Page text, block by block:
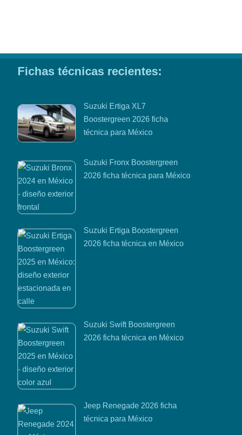
Fichas técnicas recientes:
Suzuki Ertiga XL7
Boostergreen 2026 ficha
técnica para México
Suzuki Fronx Boostergreen
2026 ficha técnica para México
Suzuki Ertiga Boostergreen
2026 ficha técnica en México
Suzuki Swift Boostergreen
2026 ficha técnica en México
Jeep Renegade 2026 ficha
técnica para México